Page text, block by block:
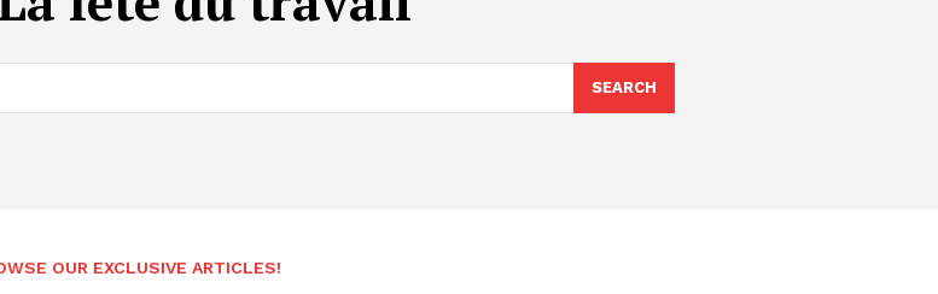
SEARCH
OUR EXCLUSIVE ARTICLES!